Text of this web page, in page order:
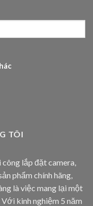
TÔI
lắp đặt camera,
phẩm chính hãng,
là việc mang lại một
kinh nghiệm 5 năm